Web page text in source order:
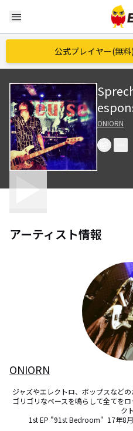
menu
公式プレイヤー(無
ONIORN
アーティスト情報
ONIORN
ジャズやエレクトロ、ポップスなど
ゴリゴリなベースを鳴らして全てを
ク
1st EP "91st Bedroom"  17年8